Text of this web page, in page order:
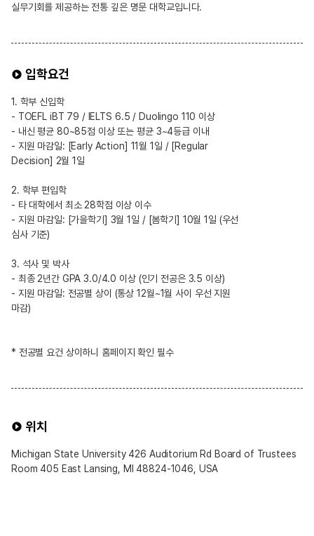
실무기회를 제공하는 전통 깊은 명문 대학교입니다.
입학요건
1. 학부 신입학
- TOEFL iBT 79 / IELTS 6.5 / Duolingo 110 이상
- 내신 평균 80~85점 이상 또는 평균 3~4등급 이내
- 지원 마감일: [Early Action] 11월 1일 / [Regular
Decision] 2월 1일
2. 학부 편입학
- 타 대학에서 최소 28학점 이상 이수
- 지원 마감일: [가을학기] 3월 1일 / [봄학기] 10월 1일 (우선
심사 기준)
3. 석사 및 박사
- 최종 2년간 GPA 3.0/4.0 이상 (인기 전공은 3.5 이상)
- 지원 마감일: 전공별 상이 (통상 12월~1월 사이 우선 지원
마감)
* 전공별 요건 상이하니 홈페이지 확인 필수
위치
Michigan State University 426 Auditorium Rd Board of Trustees
Room 405 East Lansing, MI 48824-1046, USA